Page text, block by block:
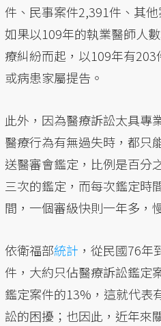
件、民事案件2,391件、其
如果以109年的執業醫師人
療糾紛而起，以109年有
或病患家屬提告。
此外，因為醫療訴訟太具專
醫療行為有無過失時，都只
送醫審會鑑定，比例是百分
三次的鑑定，而每次鑑定時
間，一個審級快則一年多，
依衛福部統計 ，從民國76
件，大約只佔醫療訴訟鑑定
鑑定案件的13%，這就代表
訟的困擾；也因此，近年來